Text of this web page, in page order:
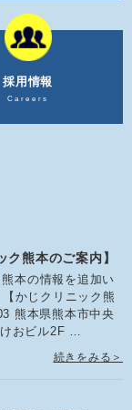
採用情報
Careers
ク熊本のご案内】
本の情報を追加い
かじクリニック熊
熊本県熊本市中央
おビル2F …
続きをみる＞